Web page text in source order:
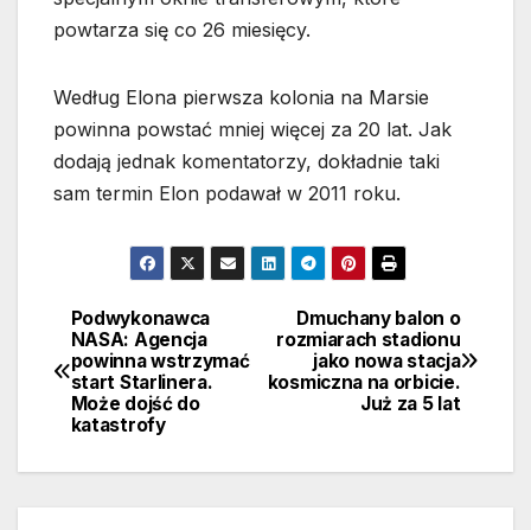
powtarza się co 26 miesięcy.
Według Elona pierwsza kolonia na Marsie
powinna powstać mniej więcej za 20 lat. Jak
dodają jednak komentatorzy, dokładnie taki
sam termin Elon podawał w 2011 roku.
Nawigacja
wpisu
Dmuchany balon o
rozmiarach stadionu
jako nowa stacja
kosmiczna na orbicie.
Już za 5 lat
Podwykonawca
NASA: Agencja
powinna wstrzymać
start Starlinera.
Może dojść do
katastrofy